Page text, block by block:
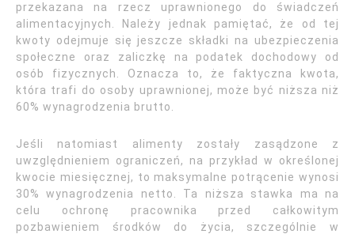
przekazana na rzecz uprawnionego do świadczeń
alimentacyjnych. Należy jednak pamiętać, że od tej
kwoty odejmuje się jeszcze składki na ubezpieczenia
społeczne oraz zaliczkę na podatek dochodowy od
osób fizycznych. Oznacza to, że faktyczna kwota,
która trafi do osoby uprawnionej, może być niższa niż
60% wynagrodzenia brutto.
Jeśli natomiast alimenty zostały zasądzone z
uwzględnieniem ograniczeń, na przykład w określonej
kwocie miesięcznej, to maksymalne potrącenie wynosi
30% wynagrodzenia netto. Ta niższa stawka ma na
celu ochronę pracownika przed całkowitym
pozbawieniem środków do życia, szczególnie w